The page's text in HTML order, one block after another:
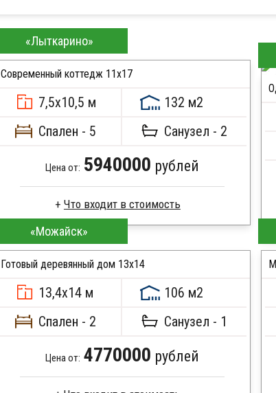
Хит продаж
ПОДРОБНЕЕ
«Лыткарино»
Современный коттедж 11х17
7,5х10,5 м
132 м2
Спален - 5
Санузел - 2
Цена от: 5940000 рублей
Брус естественной влажности
Стропила, балки 50х200 мм
Кровля металлочерепица
Метизы, саморезы, гвозди
Сборка на березовые нагеля, джут
Металлические сваи 108 диаметр
ПОДРОБНЕЕ
«Можайск»
Готовый деревянный дом 13х14
13,4х14 м
106 м2
Спален - 2
Санузел - 1
Цена от: 4770000 рублей